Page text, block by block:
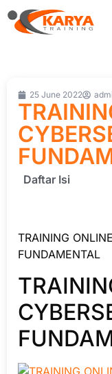
25 June 2022
Daftar Isi
TRAINING
FUNDAMENTAL